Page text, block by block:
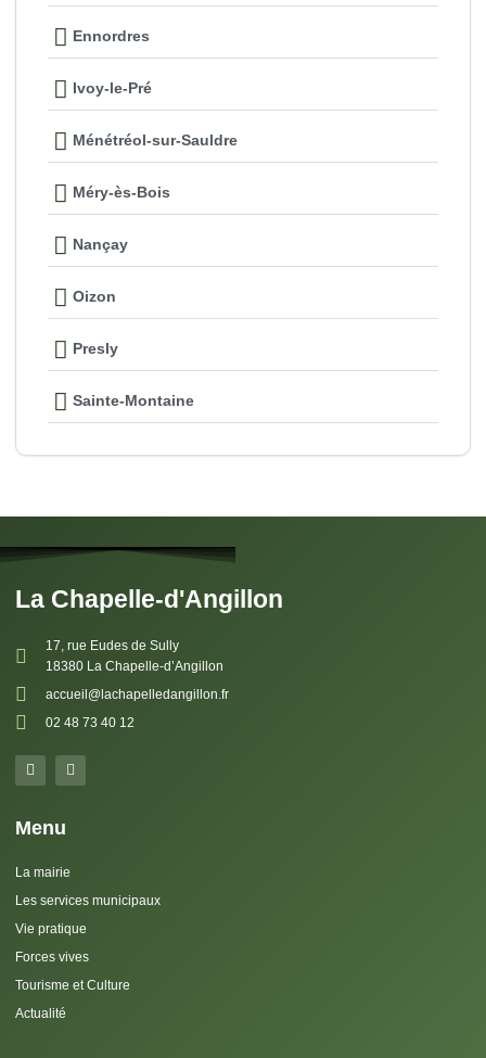
Ennordres
Ivoy-le-Pré
Ménétréol-sur-Sauldre
Méry-ès-Bois
Nançay
Oizon
Presly
Sainte-Montaine
La Chapelle-d'Angillon
17, rue Eudes de Sully
18380 La Chapelle-d’Angillon
accueil@lachapelledangillon.fr
02 48 73 40 12
Menu
La mairie
Les services municipaux
Vie pratique
Forces vives
Tourisme et Culture
Actualité